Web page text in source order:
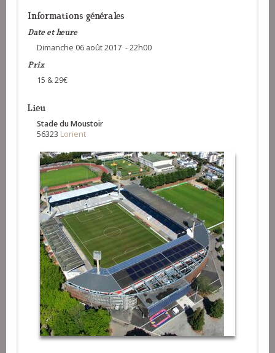
Informations générales
Date et heure
Dimanche 06 août 2017 - 22h00
Prix
15 & 29€
Lieu
Stade du Moustoir
56323 Lorient